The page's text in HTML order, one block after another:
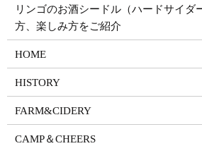
リンゴのお酒シードル（ハードサイダ
方、楽しみ方をご紹介
HOME
HISTORY
FARM&CIDERY
CAMP＆CHEERS